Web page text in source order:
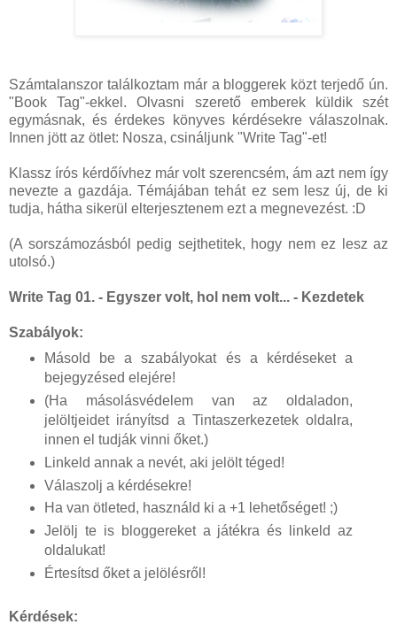
Számtalanszor találkoztam már a bloggerek közt terjedő ún.
"Book Tag"-ekkel. Olvasni szerető emberek küldik szét
egymásnak, és érdekes könyves kérdésekre válaszolnak.
Innen jött az ötlet: Nosza, csináljunk "Write Tag"-et!
Klassz írós kérdőívhez már volt szerencsém, ám azt nem így
nevezte a gazdája. Témájában tehát ez sem lesz új, de ki
tudja, hátha sikerül elterjesztenem ezt a megnevezést. :D
(A sorszámozásból pedig sejthetitek, hogy nem ez lesz az
utolsó.)
Write Tag 01. - Egyszer volt, hol nem volt... - Kezdetek
Szabályok:
Másold be a szabályokat és a kérdéseket a
bejegyzésed elejére!
(Ha másolásvédelem van az oldaladon,
jelöltjeidet irányítsd a Tintaszerkezetek oldalra,
innen el tudják vinni őket.)
Linkeld annak a nevét, aki jelölt téged!
Válaszolj a kérdésekre!
Ha van ötleted, használd ki a +1 lehetőséget! ;)
Jelölj te is bloggereket a játékra és linkeld az
oldalukat!
Értesítsd őket a jelölésről!
Kérdések: